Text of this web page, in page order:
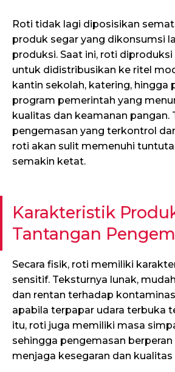
Roti tidak lagi diposisikan
produk segar yang dikonsumsi
produksi. Saat ini, roti diproduksi
untuk didistribusikan ke ritel
kantin sekolah, katering, hingga
program pemerintah yang
kualitas dan keamanan pangan.
pengemasan yang terkontrol
roti akan sulit memenuhi
semakin ketat.
Karakteristik
Tantangan
Secara fisik, roti memiliki
sensitif. Teksturnya lunak,
dan rentan terhadap
apabila terpapar udara terbuka
itu, roti juga memiliki masa
sehingga pengemasan
menjaga kesegaran dan